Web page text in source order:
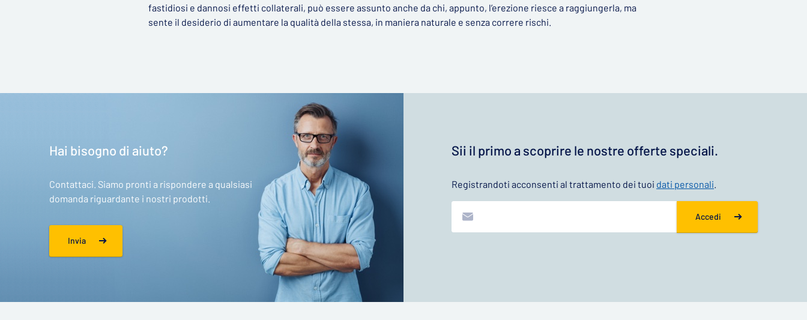
fastidiosi e dannosi effetti collaterali, può essere assunto anche da chi, appunto, l’erezione riesce a raggiungerla, ma
sente il desiderio di aumentare la qualità della stessa, in maniera naturale e senza correre rischi.
Hai bisogno di aiuto?
Contattaci. Siamo pronti a rispondere a qualsiasi
domanda riguardante i nostri prodotti.
Invia
Sii il primo a scoprire le nostre offerte speciali.
Registrandoti acconsenti al trattamento dei tuoi dati personali.
Accedi